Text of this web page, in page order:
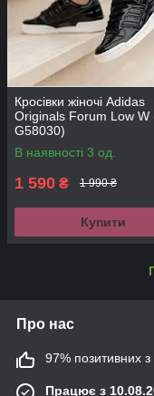
Кросівки жіночі Adidas
Originals Forum Low W
G58030)
В наявності 3 од.
1 590 ₴ 1 990 ₴
Купити
Про нас
97% позитивних з
Працює з